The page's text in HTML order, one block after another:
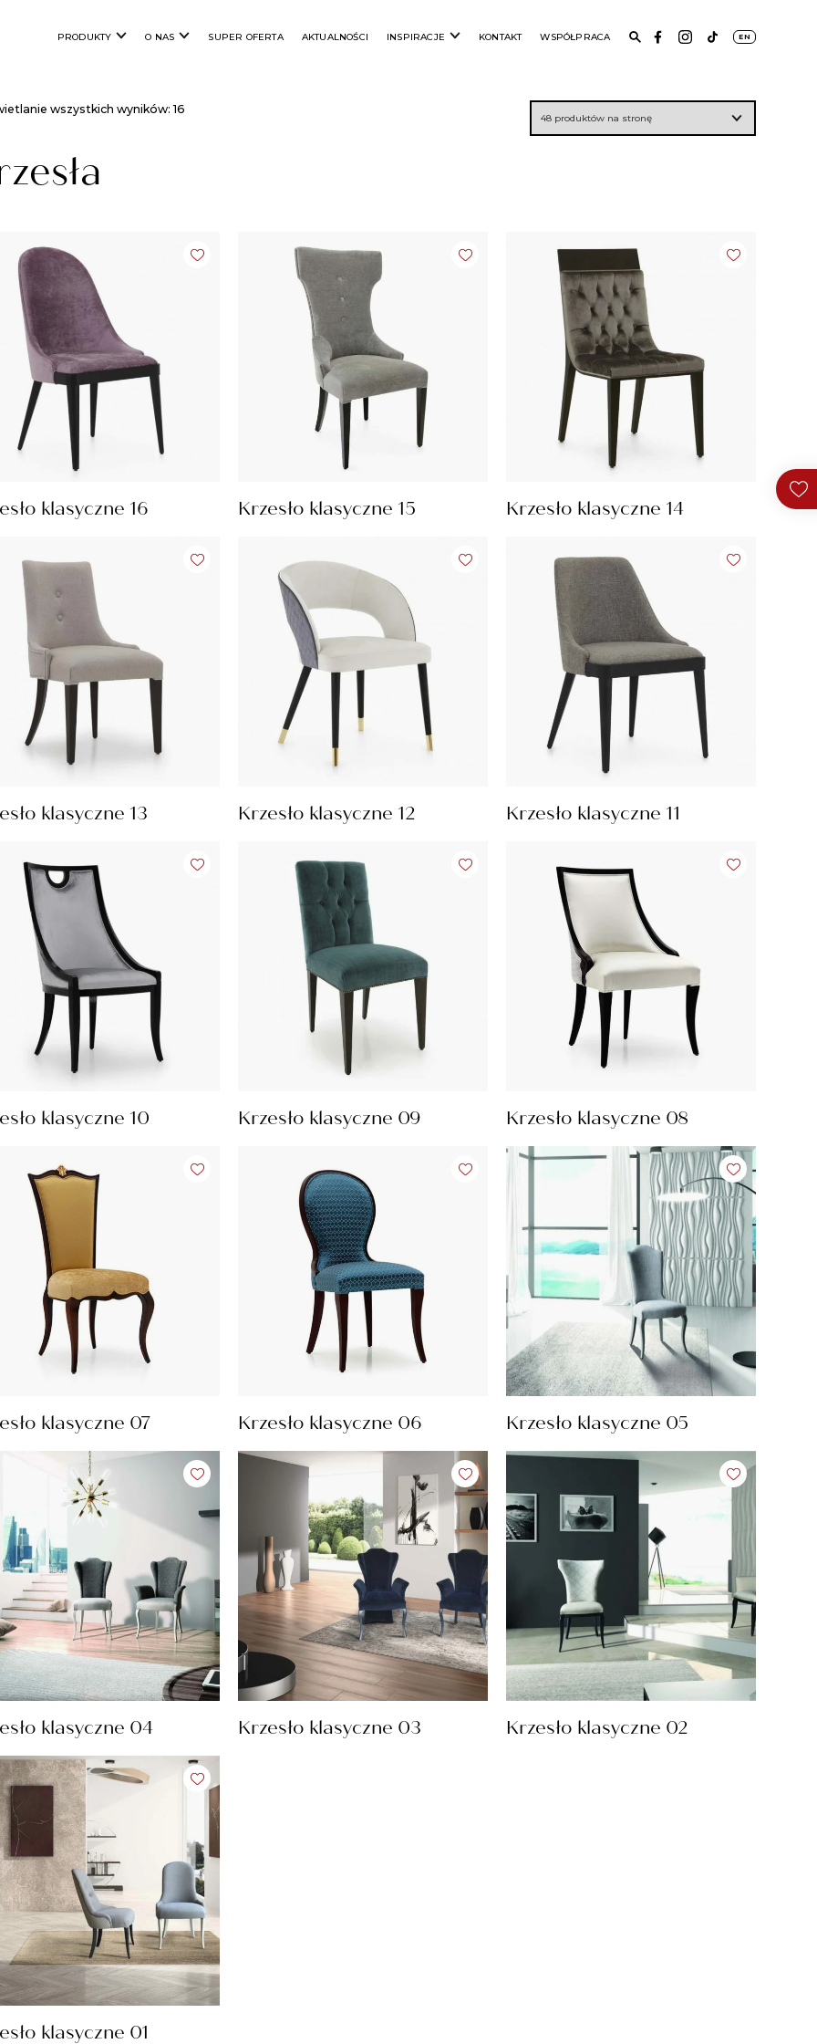
PRODUKTY O NAS SUPER OFERTA AKTUALNOŚCI INSPIRACJE KONTAKT WSPÓŁPRACA EN
wszystkich wyników: 16
klasyczne 16 Krzesło klasyczne 15 Krzesło klasyczne 14
klasyczne 13 Krzesło klasyczne 12 Krzesło klasyczne 11
klasyczne 10 Krzesło klasyczne 09 Krzesło klasyczne 08
klasyczne 07 Krzesło klasyczne 06 Krzesło klasyczne 05
klasyczne 04 Krzesło klasyczne 03 Krzesło klasyczne 02
klasyczne 01